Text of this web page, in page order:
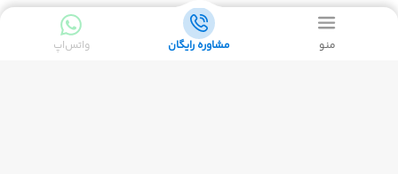
منو مشاوره رایگان واتس‌اپ
تورهای تابستانی آویسا